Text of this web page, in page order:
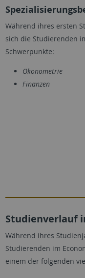
Während ihres ersten
sich die Studierenden
Schwerpunkte:
Ökonometrie
Finanzen
Studienverlauf
Während ihres
Studierenden im
einem der folgenden